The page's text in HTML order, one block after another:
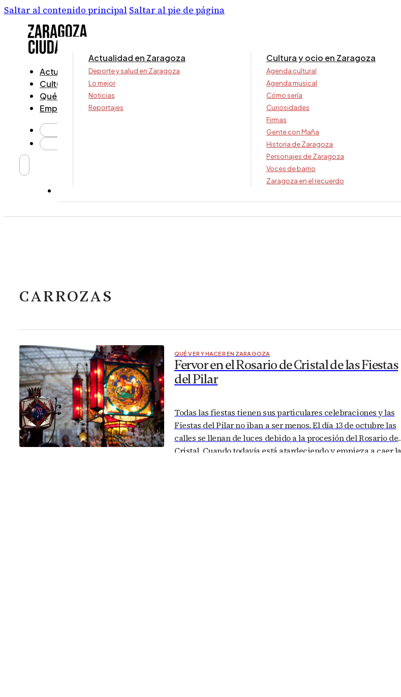
Saltar al contenido principal Saltar al pie de página
Actualidad
Cultura y ocio
Qué ver y hacer
Empresa
Actualidad en Zaragoza
Deporte y salud en Zaragoza
Lo mejor
Noticias
Reportajes
Cultura y ocio en Zaragoza
Agenda cultural
Agenda musical
Cómo sería
Curiosidades
Firmas
Gente con Maña
Historia de Zaragoza
Personajes de Zaragoza
Voces de barrio
Zaragoza en el recuerdo
CARROZAS
QUÉ VER Y HACER EN ZARAGOZA
Fervor en el Rosario de Cristal de las Fiestas
del Pilar
Todas las fiestas tienen sus particulares celebraciones y las
Fiestas del Pilar no iban a ser menos. El día 13 de octubre las
calles se llenan de luces debido a la procesión del Rosario de
Cristal. Cuando todavía está atardeciendo y empieza a caer la